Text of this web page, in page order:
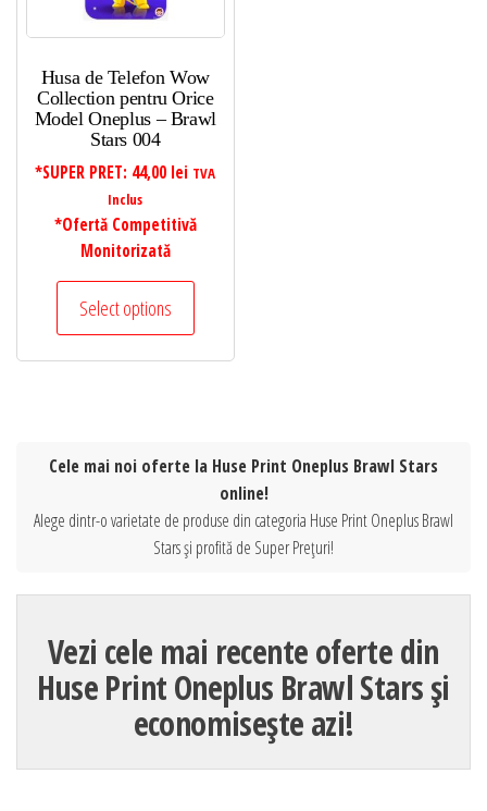
Husa de Telefon Wow
Collection pentru Orice
Model Oneplus – Brawl
Stars 004
*SUPER PRET: 44,00 lei TVA
Inclus
*Ofertă Competitivă
Monitorizată
Select options
Cele mai noi oferte la Huse Print Oneplus Brawl Stars
online!
Alege dintr-o varietate de produse din categoria Huse Print Oneplus Brawl
Stars și profită de Super Prețuri!
Vezi cele mai recente oferte din
Huse Print Oneplus Brawl Stars și
economisește azi!